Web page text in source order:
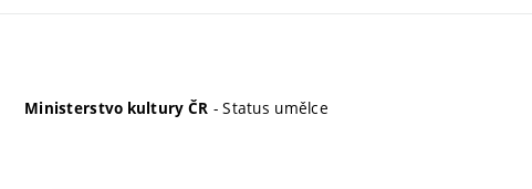
Ministerstvo kultury ČR - Status umělce